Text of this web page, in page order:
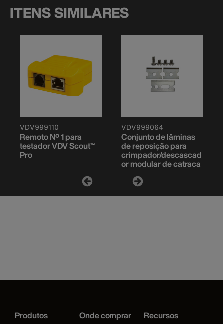
ITENS SIMILARES
VDV999110
Remoto Nº 1 para
testador VDV Scout™
Pro
VDV999064
Conjunto de lâminas
de reposição para
crimpador/descascad
or modular de catraca
Produtos Onde comprar Recursos